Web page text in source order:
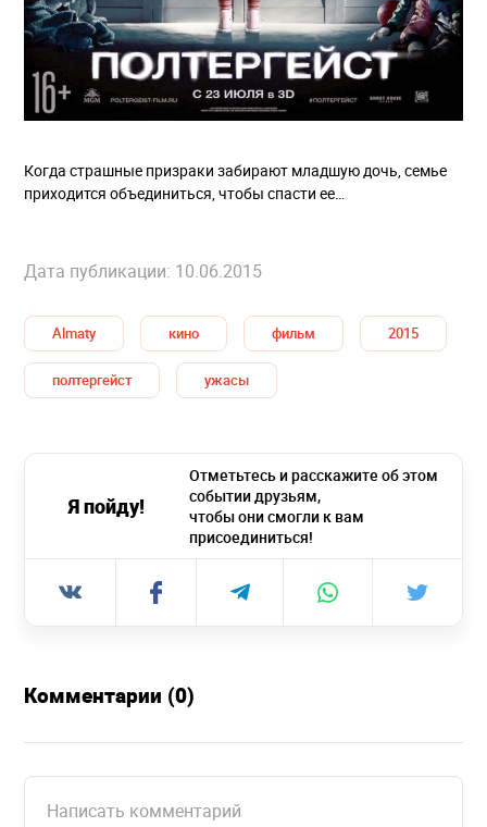
Когда страшные призраки забирают младшую дочь, семье
приходится объединиться, чтобы спасти ее…
Дата публикации: 10.06.2015
Almaty кино фильм 2015
полтергейст ужасы
Я пойду!
Отметьтесь и расскажите об этом
событии друзьям,
чтобы они смогли к вам
присоединиться!
Комментарии (0)